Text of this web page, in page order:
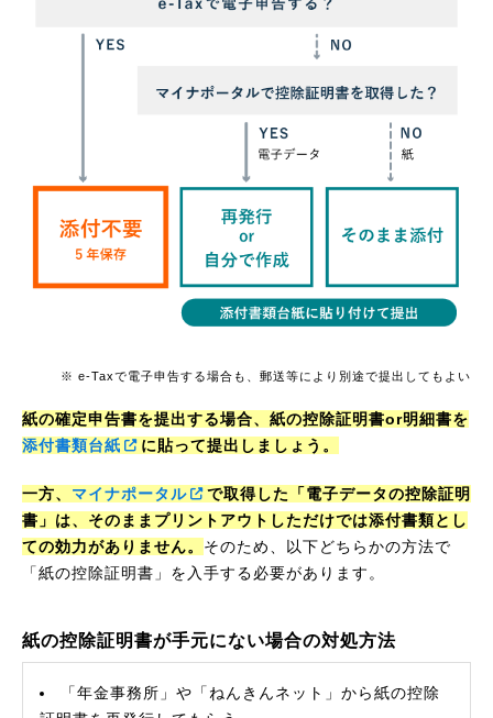
※ e-Taxで電子申告する場合も、郵送等により別途で提出してもよい
紙の確定申告書を提出する場合、紙の控除証明書or明細書を
添付書類台紙
に貼って提出しましょう。
一方、 マイナポータル
で取得した「電子データの控除証明
書」は、そのままプリントアウトしただけでは添付書類とし
ての効力がありません。 そのため、以下どちらかの方法で
「紙の控除証明書」を入手する必要があります。
紙の控除証明書が手元にない場合の対処方法
「年金事務所」や「ねんきんネット」から紙の控除